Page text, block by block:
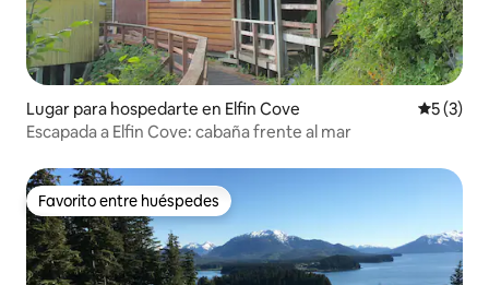
Lugar para hospedarte en Elfin Cove
5 (3)
Escapada a Elfin Cove: cabaña frente al mar
Favorito entre huéspedes
Favorito entre huéspedes